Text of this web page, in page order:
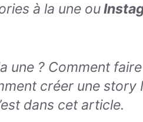
à la une ou
une ? Comment
créer une story
dans cet article.